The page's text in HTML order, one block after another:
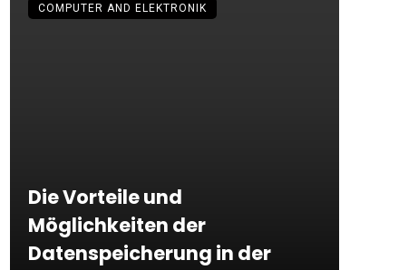
Die Vorteile und
Möglichkeiten der
Datenspeicherung in der
COMPUTER AND ELEKTRONIK